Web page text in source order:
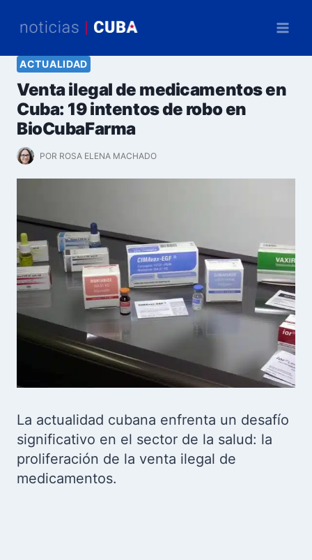
ACTUALIDAD
Venta ilegal de medicamentos en
Cuba: 19 intentos de robo en
BioCubaFarma
POR ROSA ELENA MACHADO
La actualidad cubana enfrenta un desafío
significativo en el sector de la salud: la
proliferación de la venta ilegal de
medicamentos.